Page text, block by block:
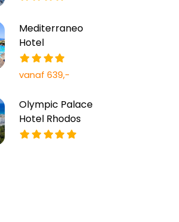
Mediterraneo
Hotel
vanaf 639,-
Olympic Palace
Hotel Rhodos